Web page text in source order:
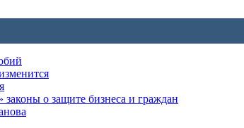
о защите бизнеса и граждан